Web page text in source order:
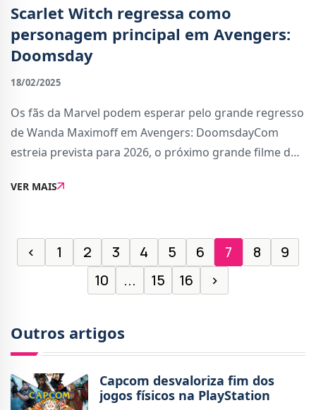
Scarlet Witch regressa como
personagem principal em Avengers:
Doomsday
18/02/2025
Os fãs da Marvel podem esperar pelo grande regresso
de Wanda Maximoff em Avengers: DoomsdayCom
estreia prevista para 2026, o próximo grande filme da
com a participação principal de Scarlet Witch.
VER MAIS
‹ 1 2 3 4 5 6 7 8
9
10
... 15 16 ›
Outros artigos
Capcom desvaloriza fim dos
jogos físicos na PlayStation